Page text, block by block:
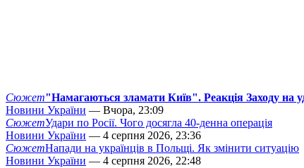
Сюжет"Намагаються зламати Київ". Реакція Заходу на
Новини України — Вчора, 23:09
СюжетУдари по Росії. Чого досягла 40-денна операція
Новини України — 4 серпня 2026, 23:36
СюжетНапади на українців в Польщі. Як змінити ситуацію
Новини України — 4 серпня 2026, 22:48